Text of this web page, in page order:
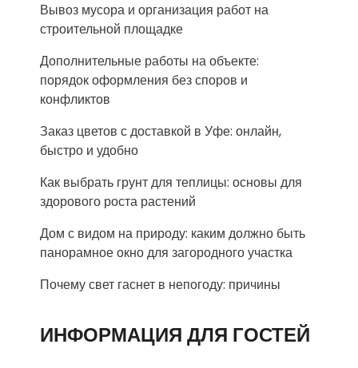
Вывоз мусора и организация работ на
строительной площадке
Дополнительные работы на объекте:
порядок оформления без споров и
конфликтов
Заказ цветов с доставкой в Уфе: онлайн,
быстро и удобно
Как выбрать грунт для теплицы: основы для
здорового роста растений
Дом с видом на природу: каким должно быть
панорамное окно для загородного участка
Почему свет гаснет в непогоду: причины
ИНФОРМАЦИЯ ДЛЯ ГОСТЕЙ